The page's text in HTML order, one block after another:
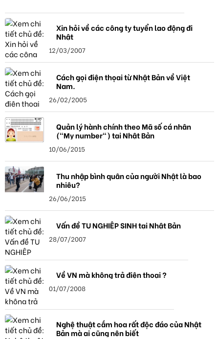
Xin hỏi về các công ty tuyển lao động đi
Nhật
12/03/2007
Cách gọi điện thọai từ Nhật Bản về Việt
Nam.
26/02/2005
Quản lý hành chính theo Mã số cá nhân
("My number") tại Nhật Bản
10/06/2015
Thu nhập bình quân của người Nhật là bao
nhiêu?
26/06/2015
Vấn đề TU NGHIỆP SINH tại Nhật Bản
28/07/2007
Về VN mà không trả điện thoại ?
01/07/2008
Nghệ thuật cắm hoa rất độc đáo của Nhật
Bản mà ai cũng nên biết